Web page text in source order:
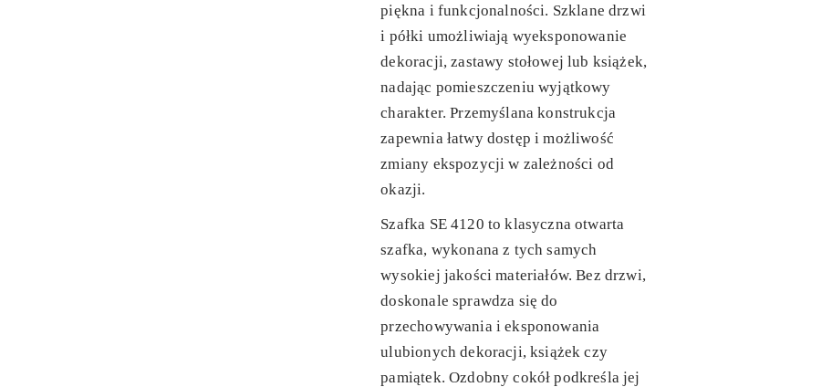
piękna i funkcjonalności. Szklane drzwi
i półki umożliwiają wyeksponowanie
dekoracji, zastawy stołowej lub książek,
nadając pomieszczeniu wyjątkowy
charakter. Przemyślana konstrukcja
zapewnia łatwy dostęp i możliwość
zmiany ekspozycji w zależności od
okazji.
Szafka SE 4120 to klasyczna otwarta
szafka, wykonana z tych samych
wysokiej jakości materiałów. Bez drzwi,
doskonale sprawdza się do
przechowywania i eksponowania
ulubionych dekoracji, książek czy
pamiątek. Ozdobny cokół podkreśla jej